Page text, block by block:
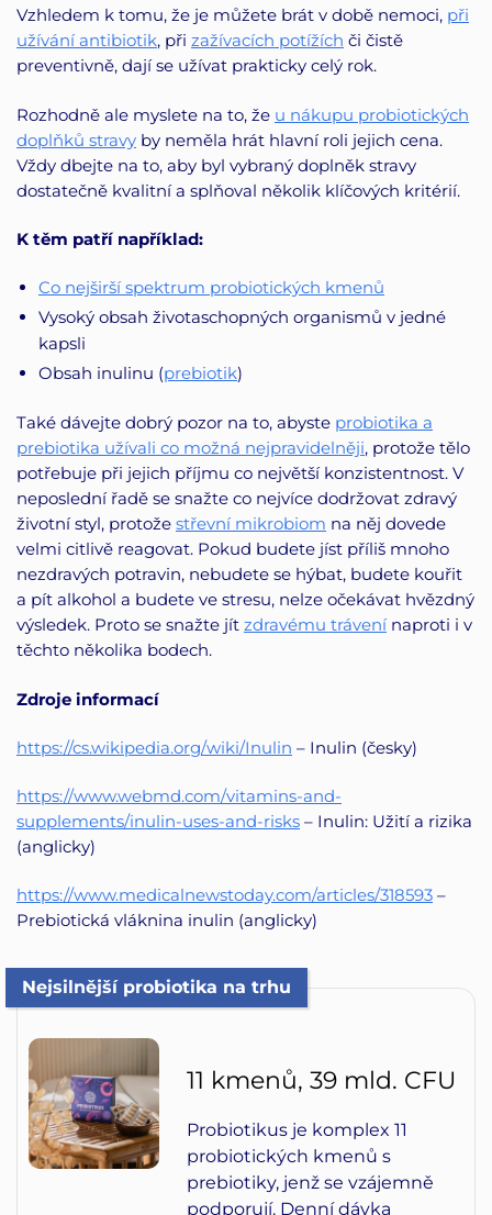
Vzhledem k tomu, že je můžete brát v době nemoci, při
užívání antibiotik, při zažívacích potížích či čistě
preventivně, dají se užívat prakticky celý rok.
Rozhodně ale myslete na to, že u nákupu probiotických
doplňků stravy by neměla hrát hlavní roli jejich cena.
Vždy dbejte na to, aby byl vybraný doplněk stravy
dostatečně kvalitní a splňoval několik klíčových kritérií.
K těm patří například:
Co nejširší spektrum probiotických kmenů
Vysoký obsah životaschopných organismů v jedné
kapsli
Obsah inulinu (prebiotik)
Také dávejte dobrý pozor na to, abyste probiotika a
prebiotika užívali co možná nejpravidelněji, protože tělo
potřebuje při jejich příjmu co největší konzistentnost. V
neposlední řadě se snažte co nejvíce dodržovat zdravý
životní styl, protože střevní mikrobiom na něj dovede
velmi citlivě reagovat. Pokud budete jíst příliš mnoho
nezdravých potravin, nebudete se hýbat, budete kouřit
a pít alkohol a budete ve stresu, nelze očekávat hvězdný
výsledek. Proto se snažte jít zdravému trávení naproti i v
těchto několika bodech.
Zdroje informací
https://cs.wikipedia.org/wiki/Inulin – Inulin (česky)
https://www.webmd.com/vitamins-and-
supplements/inulin-uses-and-risks – Inulin: Užití a rizika
(anglicky)
https://www.medicalnewstoday.com/articles/318593 –
Prebiotická vláknina inulin (anglicky)
Nejsilnější probiotika na trhu
11 kmenů, 39 mld. CFU
Probiotikus je komplex 11
probiotických kmenů s
prebiotiky, jenž se vzájemně
podporují. Denní dávka